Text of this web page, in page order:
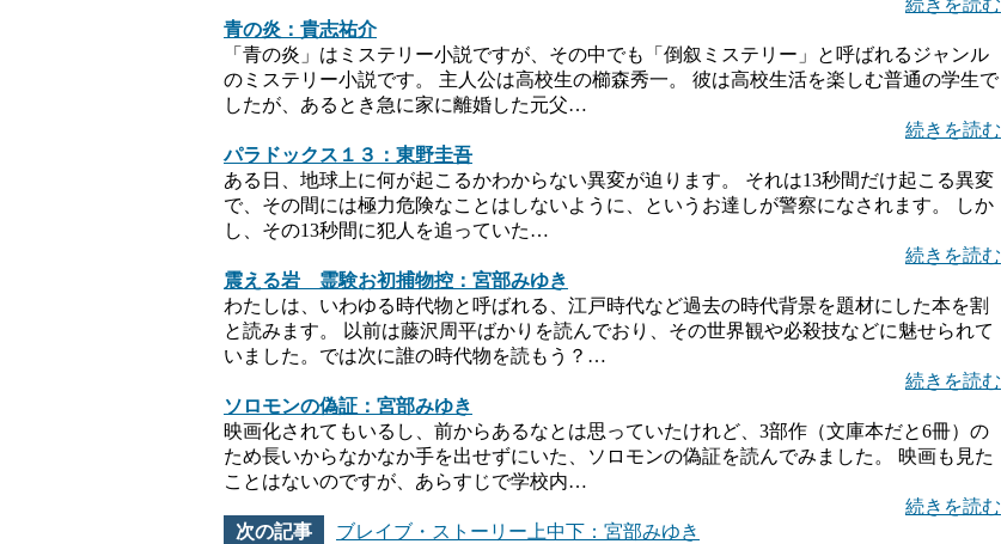
青の炎：貴志祐介
「青の炎」はミステリー小説ですが、その中でも「倒叙ミステリー」と呼ばれるジャンル
のミステリー小説です。 主人公は高校生の櫛森秀一。 彼は高校生活を楽しむ普通の学生で
したが、あるとき急に家に離婚した元父…
続きを読む
パラドックス１３：東野圭吾
ある日、地球上に何が起こるかわからない異変が迫ります。 それは13秒間だけ起こる異変
で、その間には極力危険なことはしないように、というお達しが警察になされます。 しか
し、その13秒間に犯人を追っていた…
続きを読む
震える岩 霊験お初捕物控：宮部みゆき
わたしは、いわゆる時代物と呼ばれる、江戸時代など過去の時代背景を題材にした本を割
と読みます。 以前は藤沢周平ばかりを読んでおり、その世界観や必殺技などに魅せられて
いました。では次に誰の時代物を読もう？…
続きを読む
ソロモンの偽証：宮部みゆき
映画化されてもいるし、前からあるなとは思っていたけれど、3部作（文庫本だと6冊）の
ため長いからなかなか手を出せずにいた、ソロモンの偽証を読んでみました。 映画も見た
ことはないのですが、あらすじで学校内…
続きを読む
ブレイブ・ストーリー上中下：宮部みゆき